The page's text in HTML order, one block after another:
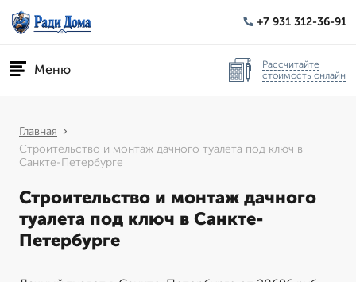
+7 931 312-36-91
Меню
Рассчитайте
стоимость онлайн
Главная
Строительство и монтаж дачного туалета под ключ в
Санкте-Петербурге
Строительство и монтаж дачного
туалета под ключ в Санкте-
Петербурге